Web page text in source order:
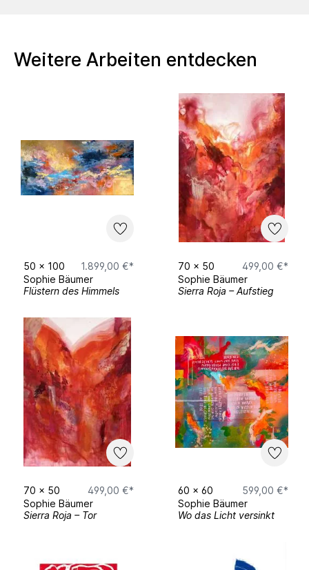
Weitere Arbeiten entdecken
50 x 100
1.899,00 €*
Sophie Bäumer
Flüstern des Himmels
70 x 50
499,00 €*
Sophie Bäumer
Sierra Roja – Aufstieg
70 x 50
499,00 €*
Sophie Bäumer
Sierra Roja – Tor
60 x 60
599,00 €*
Sophie Bäumer
Wo das Licht versinkt